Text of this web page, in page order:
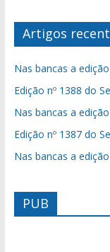
Artigos
Nas bancas a
Edição nº 1388 do
Nas bancas a
Edição nº 1387 do
Nas bancas a
PUB